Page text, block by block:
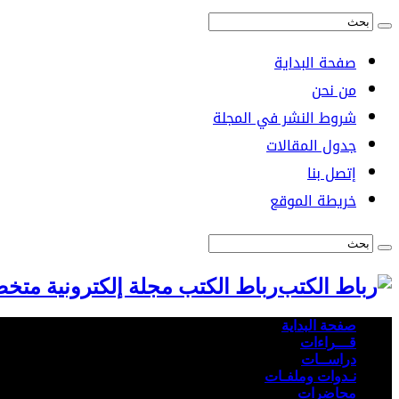
صفحة البداية
من نحن
شروط النشر في المجلة
جدول المقالات
إتصل بنا
خريطة الموقع
رباط الكتب مجلة إلكترونية
صفحة البداية
قـــراءات
دراســات
نـدوات وملفـات
محاضرات